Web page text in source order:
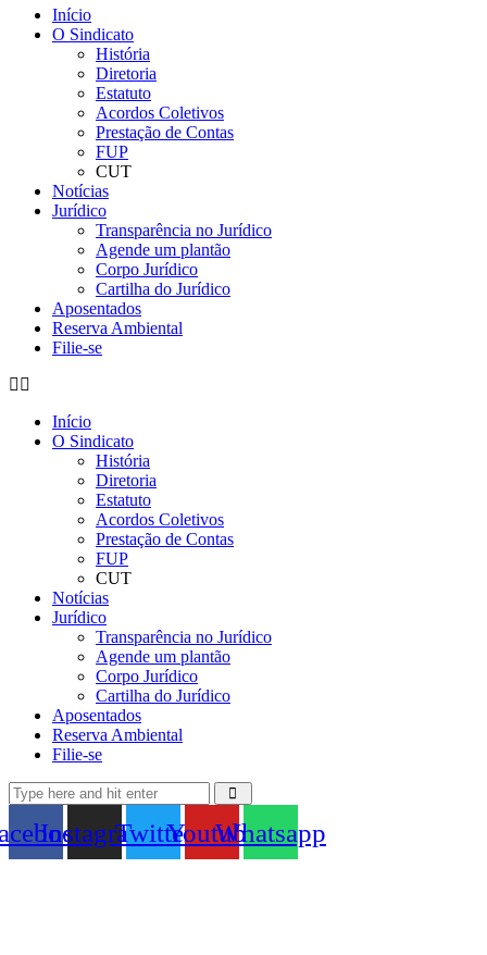
Início
O Sindicato
História
Diretoria
Estatuto
Acordos Coletivos
Prestação de Contas
FUP
CUT
Notícias
Jurídico
Transparência no Jurídico
Agende um plantão
Corpo Jurídico
Cartilha do Jurídico
Aposentados
Reserva Ambiental
Filie-se
Início
O Sindicato
História
Diretoria
Estatuto
Acordos Coletivos
Prestação de Contas
FUP
CUT
Notícias
Jurídico
Transparência no Jurídico
Agende um plantão
Corpo Jurídico
Cartilha do Jurídico
Aposentados
Reserva Ambiental
Filie-se
InstagramTwitterYoutubeWhatsapp